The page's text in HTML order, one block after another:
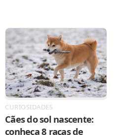
CURIOSIDADES
Cães do sol nascente:
conheça 8 raças de